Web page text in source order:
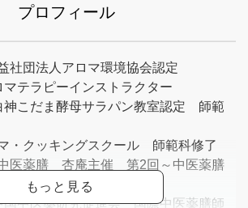
プロフィール
団法人アロマ環境協会認定
ーインストラクター
こだま酵母サラパン教室認定 師範
・クッキングスクール 師範科修了
医薬膳 杏庵主催 第2回～中医薬膳
中医薬研究促進会 国際中医薬膳師